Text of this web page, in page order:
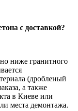
с доставкой?
ниже гранитного
(дробленый
а также
в Киеве или
места демонтажа.